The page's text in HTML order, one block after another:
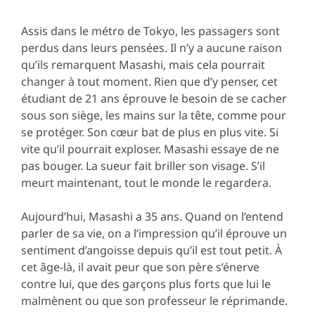
Assis dans le métro de Tokyo, les passagers sont
perdus dans leurs pensées. Il n’y a aucune raison
qu’ils remarquent Masashi, mais cela pourrait
changer à tout moment. Rien que d’y penser, cet
étudiant de 21 ans éprouve le besoin de se cacher
sous son siège, les mains sur la tête, comme pour
se protéger. Son cœur bat de plus en plus vite. Si
vite qu’il pourrait exploser. Masashi essaye de ne
pas bouger. La sueur fait briller son visage. S’il
meurt maintenant, tout le monde le regardera.
Aujourd’hui, Masashi a 35 ans. Quand on l’entend
parler de sa vie, on a l’impression qu’il éprouve un
sentiment d’angoisse depuis qu’il est tout petit. À
cet âge-là, il avait peur que son père s’énerve
contre lui, que des garçons plus forts que lui le
malmènent ou que son professeur le réprimande.